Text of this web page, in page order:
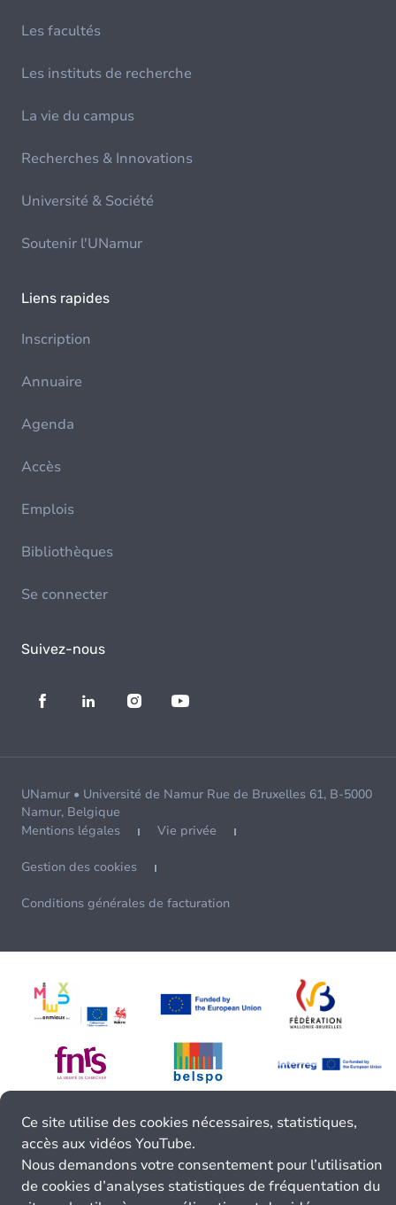
Les facultés
Les instituts de recherche
La vie du campus
Recherches & Innovations
Université & Société
Soutenir l'UNamur
Liens rapides
Inscription
Annuaire
Agenda
Accès
Emplois
Bibliothèques
Se connecter
Suivez-nous
UNamur • Université de Namur Rue de Bruxelles 61, B-5000
Namur, Belgique
Mentions légales
Vie privée
Gestion des cookies
Conditions générales de facturation
Ce site utilise des cookies nécessaires, statistiques,
accès aux vidéos YouTube.
Nous demandons votre consentement pour l’utilisation
de cookies d’analyses statistiques de fréquentation du